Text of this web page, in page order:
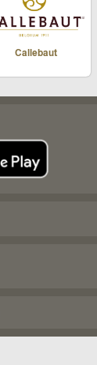
Callebaut